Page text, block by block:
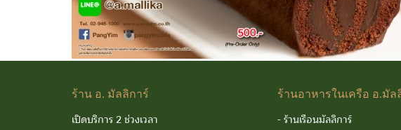
ร้าน อ. มัลลิการ์
เปิดบริการ 2 ช่วงเวลา
ร้านอาหารในเครือ อ.มัล
-ร้านเรือนมัลลิการ์